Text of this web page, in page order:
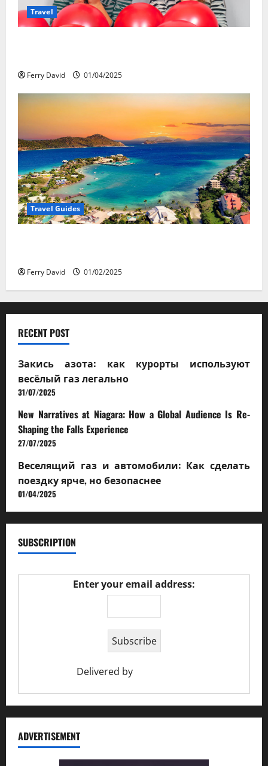
Travel
Ferry David 01/04/2025
Travel Guides
Ferry David 01/02/2025
RECENT POST
Закись азота: как курорты используют
весёлый газ легально
31/07/2025
New Narratives at Niagara: How a Global Audience Is Re-
Shaping the Falls Experience
27/07/2025
Веселящий газ и автомобили: Как сделать
поездку ярче, но безопаснее
01/04/2025
SUBSCRIPTION
Enter your email address:
Delivered by
ADVERTISEMENT